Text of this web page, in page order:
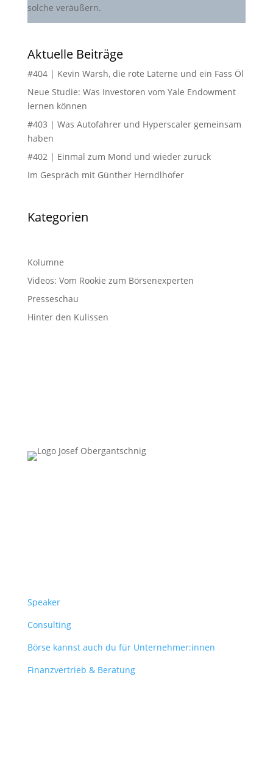
solche veräußern.
Aktuelle Beiträge
#404 | Kevin Warsh, die rote Laterne und ein Fass Öl
Neue Studie: Was Investoren vom Yale Endowment
lernen können
#403 | Was Autofahrer und Hyperscaler gemeinsam
haben
#402 | Einmal zum Mond und wieder zurück
Im Gespräch mit Günther Herndlhofer
Kategorien
Kolumne
Videos: Vom Rookie zum Börsenexperten
Presseschau
Hinter den Kulissen
Speaker
Consulting
Börse kannst auch du für Unternehmer:innen
Finanzvertrieb & Beratung